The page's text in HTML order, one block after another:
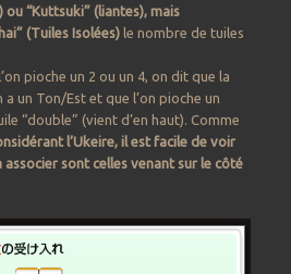
ou “Kuttsuki” (liantes), mais
(Tuiles Isolées)le nombre de tuiles
pioche un 2 ou un 4, on dit que la
a un Ton/Est et que l’on pioche un
“double” (vient d’en haut). Comme
l’Ukeire, il est facile de voir
associer sont celles venant sur le côté